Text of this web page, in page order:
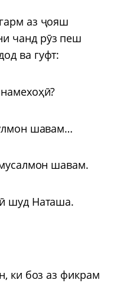
аз ҷояш
чанд рӯз пеш
ва гуфт:
шавам…
шавам.
шуд Наташа.
ки боз аз фикрам